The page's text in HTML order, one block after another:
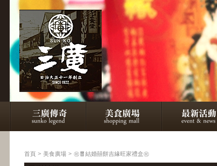
首頁 > 美食廣場 > ㊗🧧結婚囍餅吉緣旺家禮盒㊗